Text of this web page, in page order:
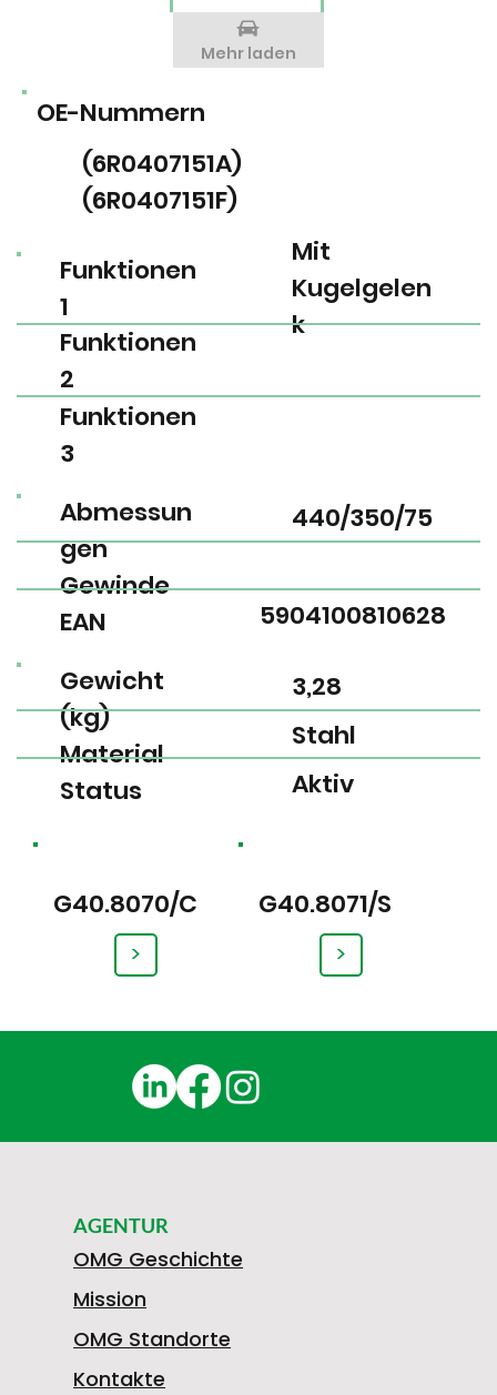
G40.8070/C
>
G40.8071/S
>
EAN
Gewinde
Abmessun
gen
5904100810628
440/350/75
Gewicht
(kg)
Material
Status
3,28
Stahl
Aktiv
Funktionen
1
Funktionen
2
Funktionen
3
Mit
Kugelgelen
k
OE-Nummern
(6R0407151A)
(6R0407151F)
Mehr laden
AGENTUR
OMG Geschichte
Mission
OMG Standorte
Kontakte